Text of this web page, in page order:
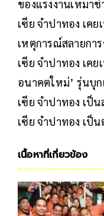
ของแรงงานเหมาช่
เซีย จำปาทอง เคย
เหตุการณ์สลายกา
เซีย จำปาทอง เค
อนาคตใหม่’ รุ่นบุก
เซีย จำปาทอง เป็
เซีย จำปาทอง เป็
เนื้อหาที่เกี่ยวข้อง